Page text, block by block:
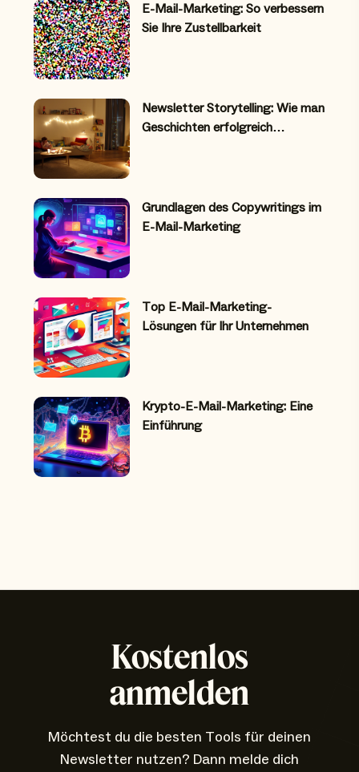
E-Mail-Marketing: So verbessern
Sie Ihre Zustellbarkeit
Newsletter Storytelling: Wie man
Geschichten erfolgreich…
Grundlagen des Copywritings im
E-Mail-Marketing
Top E-Mail-Marketing-
Lösungen für Ihr Unternehmen
Krypto-E-Mail-Marketing: Eine
Einführung
Kostenlos
anmelden
Möchtest du die besten Tools für deinen
Newsletter nutzen? Dann melde dich